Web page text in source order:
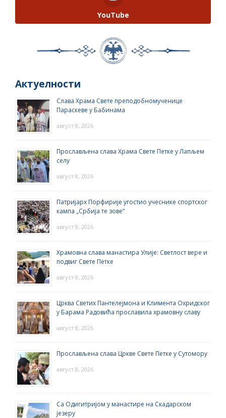
YouTube
Актуелности
Слава Храма Свете преподобномученице
Параскеве у Бабинама
август 8, 2026
Прослављена слава Храма Свете Петке у Лапљем
селу
август 8, 2026
Патријарх Порфирије угостио учеснике спортског
кампа „Србија те зове“
август 8, 2026
Храмовна слава манастира Улије: Светлост вере и
подвиг Свете Петке
август 8, 2026
Црква Светих Пантелејмона и Климента Охридског
у Барама Радовића прославила храмовну славу
август 8, 2026
Прослављена слава Цркве Свете Петке у Сутомору
август 8, 2026
Са Одигитријом у манастире на Скадарском
језеру